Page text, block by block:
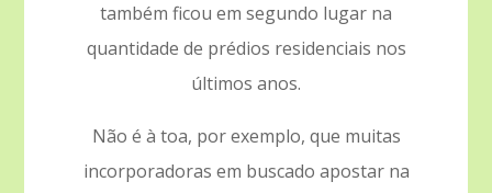
também ficou em segundo lugar na
quantidade de prédios residenciais nos
últimos anos.
Não é à toa, por exemplo, que muitas
incorporadoras em buscado apostar na